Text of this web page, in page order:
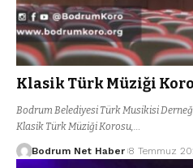
Klasik Türk Müziği
Bodrum Belediyesi Türk Musikisi
Klasik Türk Müziği Korosu,…
Bodrum Net Haber 8 Temmuz